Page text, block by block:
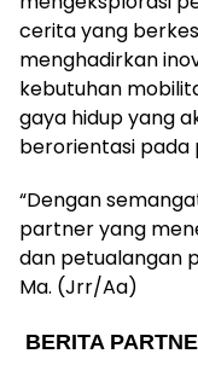
cerita yang
menghadirkan
kebutuhan
gaya hidup yang
berorientasi pada
“Dengan
partner yang
dan petualangan
Ma. (Jrr/Aa)